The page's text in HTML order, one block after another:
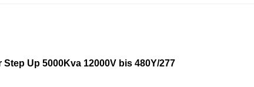
Up 5000Kva 12000V bis 480Y/277